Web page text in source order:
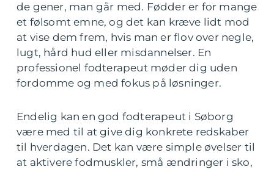
de gener, man går med. Fødder er for mange
et følsomt emne, og det kan kræve lidt mod
at vise dem frem, hvis man er flov over negle,
lugt, hård hud eller misdannelser. En
professionel fodterapeut møder dig uden
fordomme og med fokus på løsninger.
Endelig kan en god fodterapeut i Søborg
være med til at give dig konkrete redskaber
til hverdagen. Det kan være simple øvelser til
at aktivere fodmuskler, små ændringer i sko,